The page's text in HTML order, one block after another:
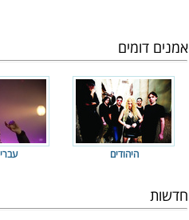
אמנים דומים
היהודים
חדשות